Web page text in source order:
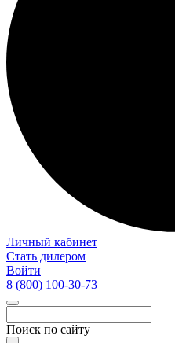
Личный кабинет
Стать дилером
Войти
8 (800) 100-30-73
Поиск по сайту